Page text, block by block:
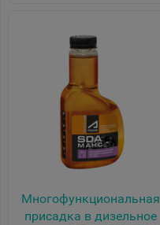
Многофункциональная
присадка в дизельное